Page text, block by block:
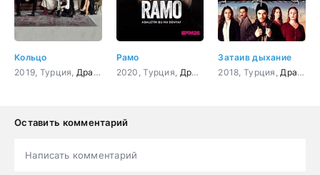
Кольцо
2019, Турция, Драма криминал,Боевик,Детектив
Рамо
2020, Турция, Драма Боевик,Криминал
Затаив дыхание
2018, Турция, Драма
Оставить комментарий
Написать комментарий